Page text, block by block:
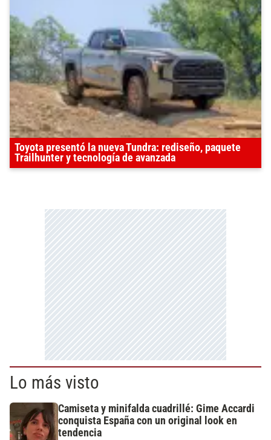
Toyota presentó la nueva Tundra: rediseño, paquete
Trailhunter y tecnología de avanzada
Lo más visto
Camiseta y minifalda cuadrillé: Gime Accardi
conquista España con un original look en
tendencia